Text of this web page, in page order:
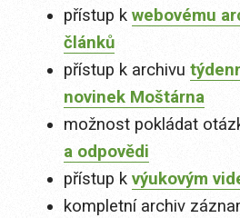
přístup k webovému
článků
přístup k archivu
novinek Moštárna
možnost pokládat
a odpovědi
přístup k výukovým
kompletní archiv